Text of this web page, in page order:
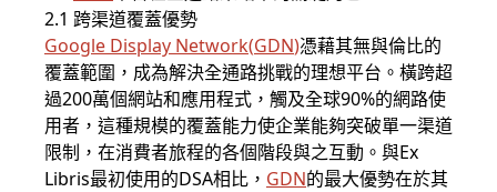
2.1 跨渠道覆蓋優勢
Google Display Network(GDN)憑藉其無與倫比的
覆蓋範圍，成為解決全通路挑戰的理想平台。橫跨超
過200萬個網站和應用程式，觸及全球90%的網路使
用者，這種規模的覆蓋能力使企業能夠突破單一渠道
限制，在消費者旅程的各個階段與之互動。與Ex
Libris最初使用的DSA相比， GDN的最大優勢在於其